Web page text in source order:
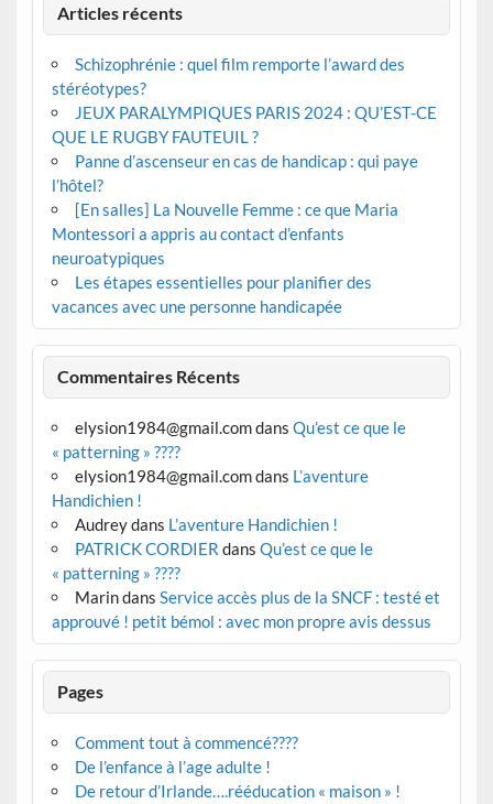
Articles récents
Schizophrénie : quel film remporte l’award des
stéréotypes?
JEUX PARALYMPIQUES PARIS 2024 : QU’EST-CE
QUE LE RUGBY FAUTEUIL ?
Panne d’ascenseur en cas de handicap : qui paye
l’hôtel?
[En salles] La Nouvelle Femme : ce que Maria
Montessori a appris au contact d’enfants
neuroatypiques
Les étapes essentielles pour planifier des
vacances avec une personne handicapée
Commentaires Récents
elysion1984@gmail.comdans Qu’est ce que le
« patterning » ????
elysion1984@gmail.comdans L’aventure
Handichien !
Audreydans L’aventure Handichien !
PATRICK CORDIER dans Qu’est ce que le
« patterning » ????
Marindans Service accès plus de la SNCF : testé et
approuvé ! petit bémol : avec mon propre avis dessus
Pages
Comment tout à commencé????
De l’enfance à l’age adulte !
De retour d’Irlande….rééducation « maison » !